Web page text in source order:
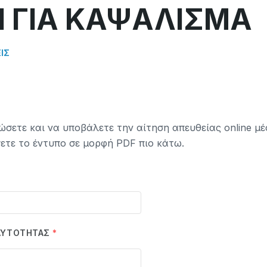
ΓΙΑ ΚΑΨΑΛΙΣΜΑ
και να υποβάλετε την αίτηση απευθείας online
το έντυπο σε μορφή PDF πιο κάτω.
*